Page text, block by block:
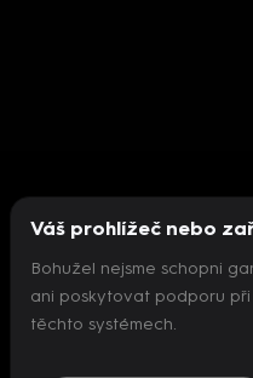
Nepodařilo se
Váš prohlížeč nebo
Bohužel nejsme schopni
ani poskytovat podporu při
těchto systémech.